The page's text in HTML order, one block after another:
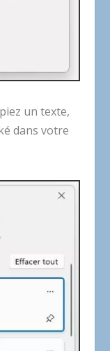
un texte,
dans votre